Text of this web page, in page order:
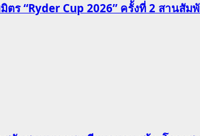
ร “Ryder Cup 2026” ครั้งที่ 2 สานสัม